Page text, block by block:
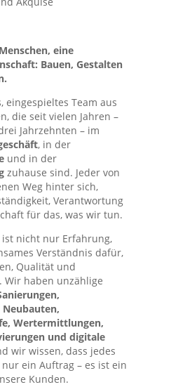
eine
Bauen, Gestalten
eingespieltes Team aus
die seit vielen Jahren –
Jahrzehnten – im
, in der
und in der
zuhause sind. Jeder von
Weg hinter sich,
Verantwortung
für das, was wir tun.
nicht nur Erfahrung,
Verständnis dafür,
Qualität und
Wir haben unzählige
Wertermittlungen,
und digitale
wir wissen, dass jedes
ein Auftrag – es ist ein
Kunden.